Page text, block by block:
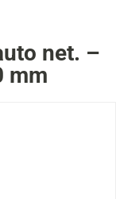
net. –
mm